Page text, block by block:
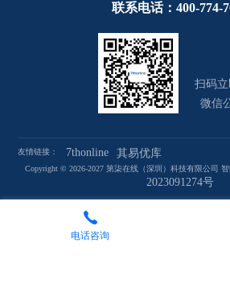
联系电话：400-774-
扫码
微信
友情链接： 7thonline 其易优库
Copyright © 2026-2027 第柒在线（深圳）科技有限公司
2023091274号
电话咨询